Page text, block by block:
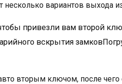
несколько вариантов выхода
привезли вам второй
вскрытия
вторым ключом, после